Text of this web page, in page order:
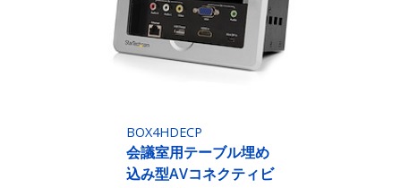
BOX4HDECP
会議室用テーブル埋め
込み型AVコネクティビ